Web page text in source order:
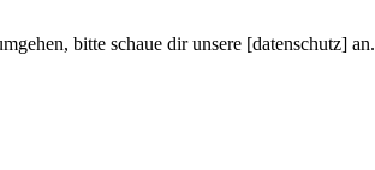
bitte schaue dir unsere [datenschutz] an.